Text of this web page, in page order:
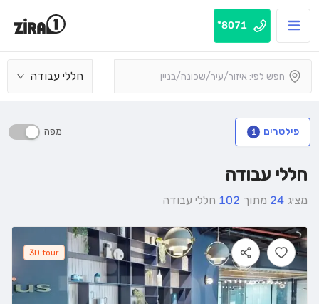
8071*
חללי עבודה
פילטרים 1 מפה
חללי עבודה
מציג 24 מתוך 102 חללי עבודה
3D tour